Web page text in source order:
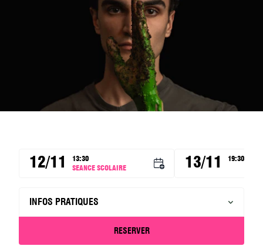
12/11
13:30
SEANCE SCOLAIRE
13/11 19:30
INFOS PRATIQUES
RESERVER